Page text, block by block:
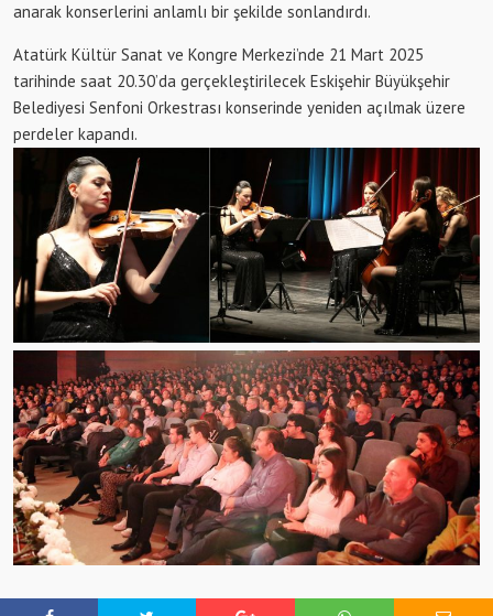
anarak konserlerini anlamlı bir şekilde sonlandırdı.
Atatürk Kültür Sanat ve Kongre Merkezi’nde 21 Mart 2025
tarihinde saat 20.30’da gerçekleştirilecek Eskişehir Büyükşehir
Belediyesi Senfoni Orkestrası konserinde yeniden açılmak üzere
perdeler kapandı.